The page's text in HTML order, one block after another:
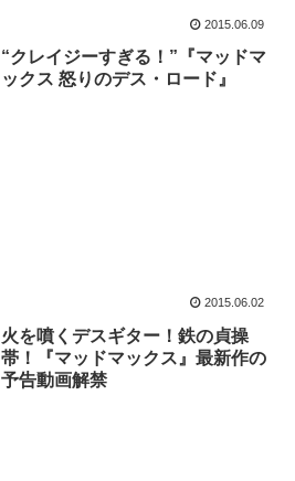
2015.06.09
“クレイジーすぎる！”『マッドマ
ックス 怒りのデス・ロード』
2015.06.02
火を噴くデスギター！鉄の貞操
帯！『マッドマックス』最新作の
予告動画解禁